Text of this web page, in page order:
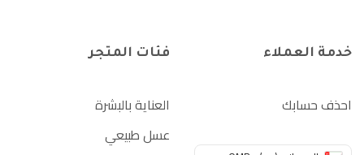
خدمة العملاء
احذف حسابك
فئات المتجر
العناية بالبشرة
عسل طبيعي